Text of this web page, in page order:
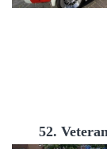
52.